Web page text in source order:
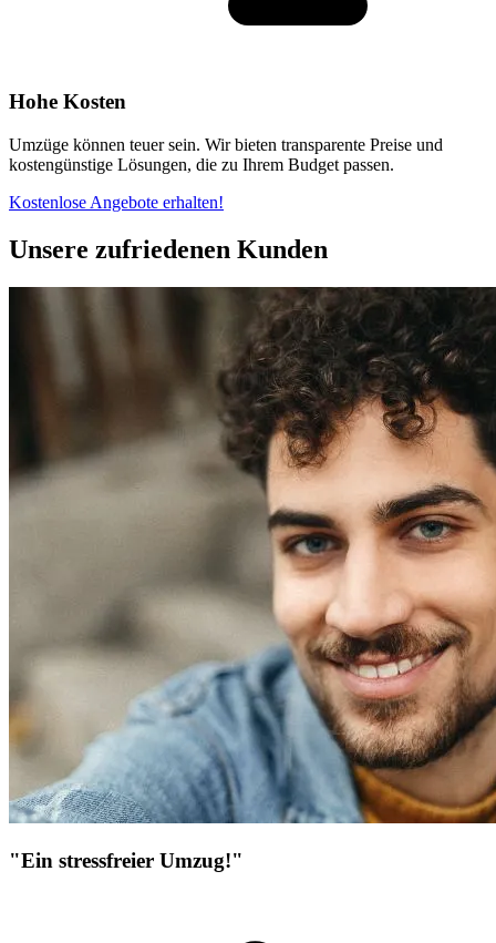
Hohe Kosten
Umzüge können teuer sein. Wir bieten transparente Preise und
kostengünstige Lösungen, die zu Ihrem Budget passen.
Kostenlose Angebote erhalten!
Unsere zufriedenen Kunden
"Ein stressfreier Umzug!"